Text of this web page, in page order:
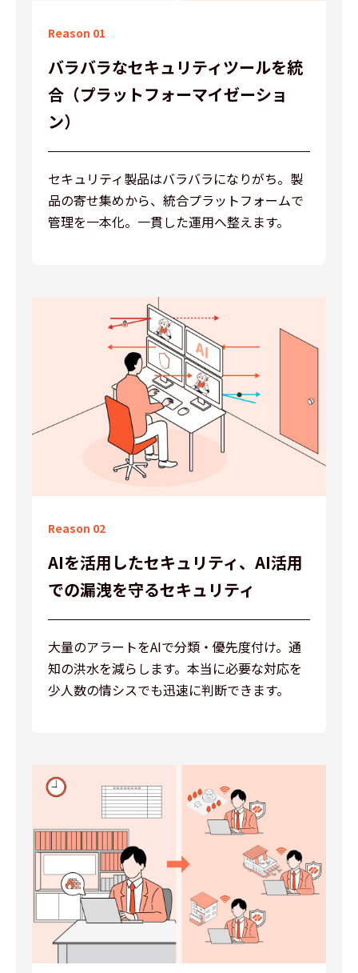
Reason 01
バラバラなセキュリティツールを統
合 （プラットフォーマイゼーショ
ン）
セキュリティ製品はバラバラになりがち。製
品の寄せ集めから、統合プラットフォームで
管理を一本化。一貫した運用へ整えます。
Reason 02
AIを活用したセキュリティ、 AI活用
での漏洩を守るセキュリティ
大量のアラートをAIで分類・優先度付け。通
知の洪水を減らします。本当に必要な対応を
少人数の情シスでも迅速に判断できます。